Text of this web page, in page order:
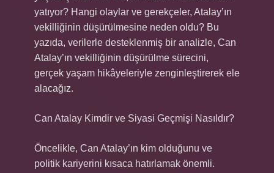
yatıyor? Hangi olaylar ve gerekçeler, Atalay’ın
vekilliğinin düşürülmesine neden oldu? Bu
yazıda, verilerle desteklenmiş bir analizle, Can
Atalay’ın vekilliğinin düşürülme sürecini,
gerçek yaşam hikâyeleriyle zenginleştirerek ele
alacağız.
Can Atalay Kimdir ve Siyasi Geçmişi Nasıldır?
Öncelikle, Can Atalay’ın kim olduğunu ve
politik kariyerini kısaca hatırlamak önemli.